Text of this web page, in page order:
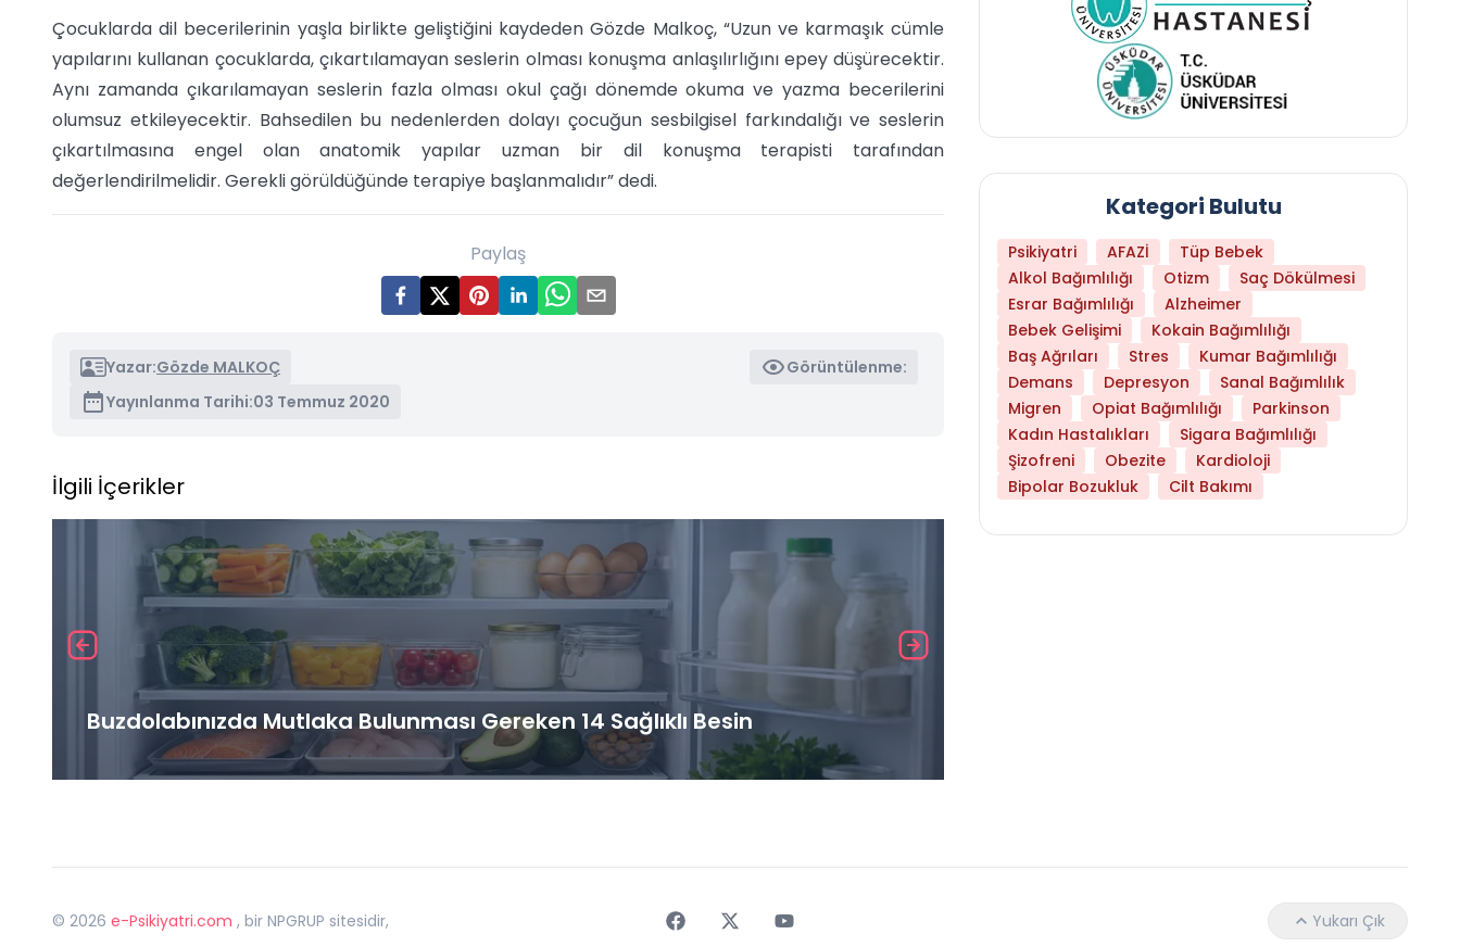
Çocuklarda dil becerilerinin yaşla birlikte geliştiğini kaydeden Gözde Malkoç, “Uzun ve karmaşık cümle
yapılarını kullanan çocuklarda, çıkartılamayan seslerin olması konuşma anlaşılırlığını epey düşürecektir.
Aynı zamanda çıkarılamayan seslerin fazla olması okul çağı dönemde okuma ve yazma becerilerini
olumsuz etkileyecektir. Bahsedilen bu nedenlerden dolayı çocuğun sesbilgisel farkındalığı ve seslerin
çıkartılmasına engel olan anatomik yapılar uzman bir dil konuşma terapisti tarafından
değerlendirilmelidir. Gerekli görüldüğünde terapiye başlanmalıdır” dedi.
Paylaş
Yazar:Gözde MALKOÇ
Görüntülenme:
Yayınlanma Tarihi:03 Temmuz 2020
İlgili İçerikler
Buzdolabınızda Mutlaka Bulunması Gereken 14 Sağlıklı Besin
Kategori Bulutu
Psikiyatri AFAZİ
Tüp Bebek
Alkol Bağımlılığı
Otizm
Saç Dökülmesi
Esrar Bağımlılığı
Alzheimer
Bebek Gelişimi
Kokain Bağımlılığı
Baş Ağrıları
Stres
Kumar Bağımlılığı
Demans
Depresyon
Sanal Bağımlılık
Migren
Opiat Bağımlılığı
Parkinson
Kadın Hastalıkları
Sigara Bağımlılığı
Şizofreni
Obezite
Kardioloji
Bipolar Bozukluk
Cilt Bakımı
© 2026 e-Psikiyatri.com , bir NPGRUP sitesidir, Yukarı Çık